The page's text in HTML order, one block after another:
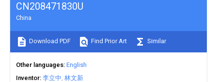
CN208471830U
China
Download PDF Find Prior Art Similar
Other languages English
Inventor 李立中 林文新